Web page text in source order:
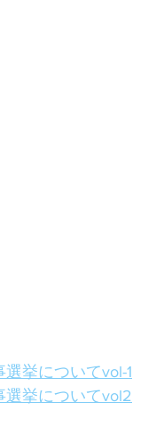
挙についてvol-1
選挙についてvol2